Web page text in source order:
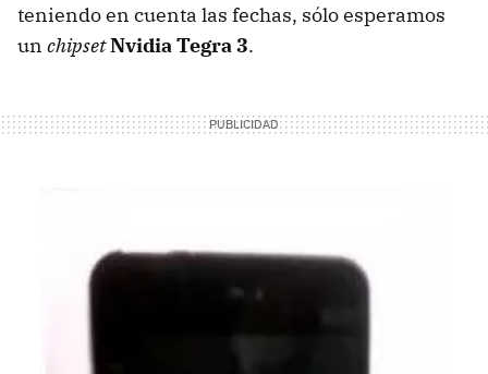
teniendo en cuenta las fechas, sólo esperamos
un chipsetNvidia Tegra 3.